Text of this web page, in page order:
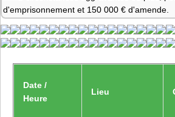
d'emprisonnement et 150 000 € d'amende.
Date /
Heure
Lieu